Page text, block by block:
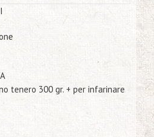
tenero 300 gr. + per infarinare